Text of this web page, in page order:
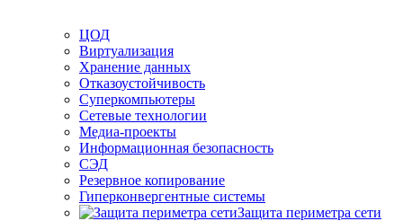
ЦОД
Виртуализация
Хранение данных
Отказоустойчивость
Суперкомпьютеры
Сетевые технологии
Медиа-проекты
Информационная безопасность
СЭД
Резервное копирование
Гиперконвергентные системы
Защита периметра сети